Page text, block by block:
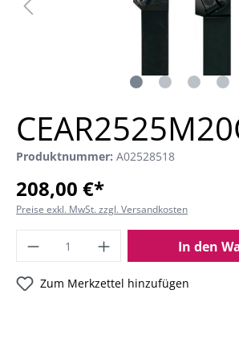
Produktnummer: A02528518
208,00 €*
Preise exkl. MwSt. zzgl. Versandkosten
In den
Zum Merkzettel hinzufügen